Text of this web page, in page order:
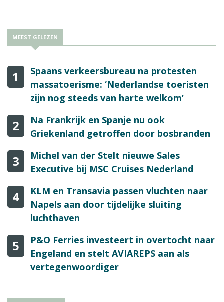
MEEST GELEZEN
1
Spaans verkeersbureau na protesten
massatoerisme: ‘Nederlandse toeristen
zijn nog steeds van harte welkom’
2
Na Frankrijk en Spanje nu ook
Griekenland getroffen door bosbranden
3
Michel van der Stelt nieuwe Sales
Executive bij MSC Cruises Nederland
4
KLM en Transavia passen vluchten naar
Napels aan door tijdelijke sluiting
luchthaven
5
P&O Ferries investeert in overtocht naar
Engeland en stelt AVIAREPS aan als
vertegenwoordiger